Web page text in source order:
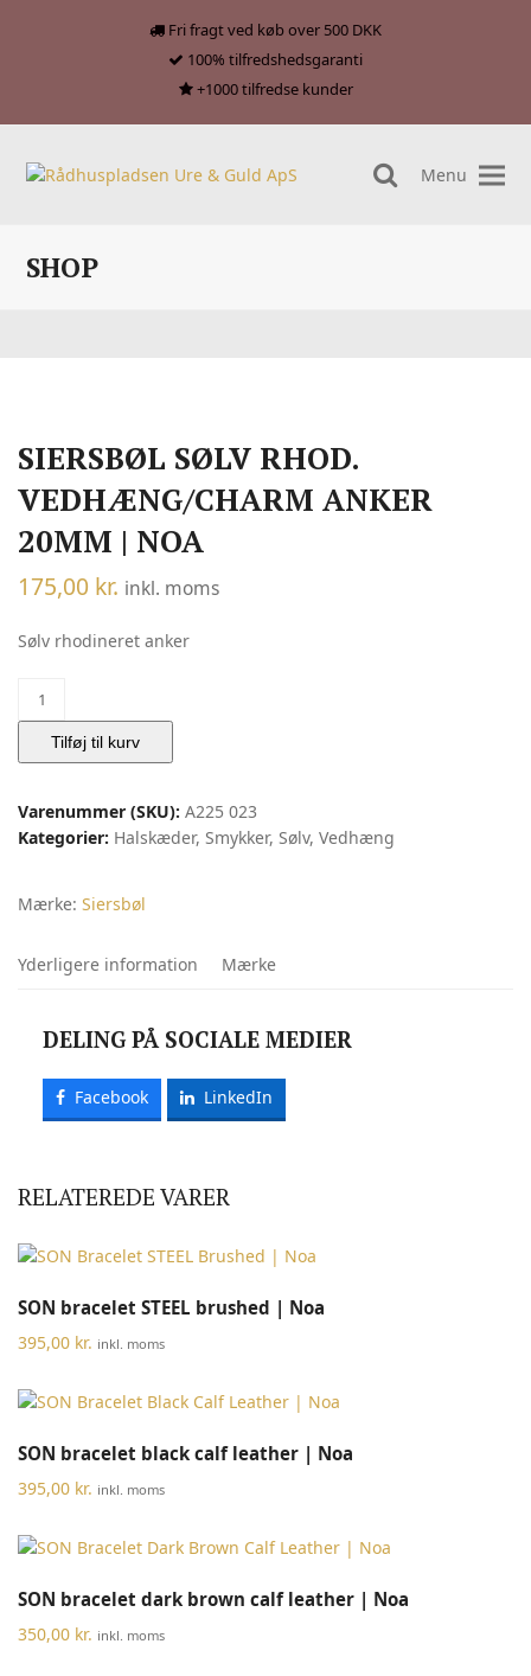
Fri fragt ved køb over 500 DKK
100% tilfredshedsgaranti
+1000 tilfredse kunder
search
Menu
SHOP
SIERSBØL SØLV RHOD.
VEDHÆNG/CHARM ANKER
20MM | NOA
175,00 kr. inkl. moms
Sølv rhodineret anker
SIERSBØL
sølv
rhod.
vedhæng/charm
20mm
|
antal
Tilføj til kurv
Varenummer (SKU): A225 023
Kategorier: Halskæder, Smykker, Sølv, Vedhæng
Mærke: Siersbøl
Yderligere information Mærke
DELING PÅ SOCIALE MEDIER
Facebook LinkedIn
RELATEREDE VARER
SON bracelet STEEL brushed | Noa
395,00 kr. inkl. moms
SON bracelet black calf leather | Noa
395,00 kr. inkl. moms
SON bracelet dark brown calf leather | Noa
350,00 kr. inkl. moms